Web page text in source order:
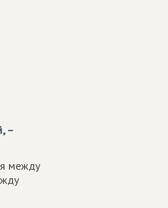
–
между